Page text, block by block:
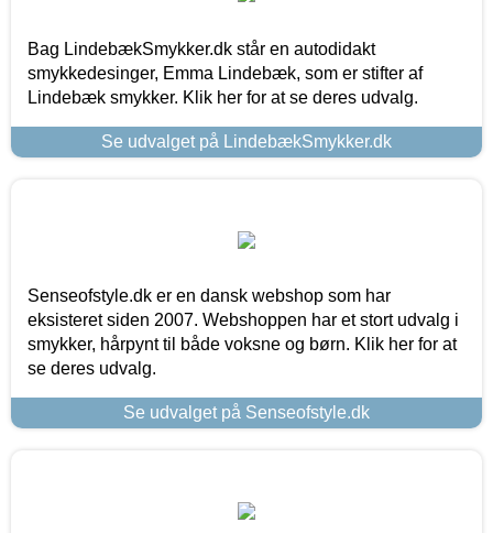
Bag LindebækSmykker.dk står en autodidakt
smykkedesinger, Emma Lindebæk, som er stifter af
Lindebæk smykker. Klik her for at se deres udvalg.
Se udvalget på LindebækSmykker.dk
Senseofstyle.dk er en dansk webshop som har
eksisteret siden 2007. Webshoppen har et stort udvalg i
smykker, hårpynt til både voksne og børn. Klik her for at
se deres udvalg.
Se udvalget på Senseofstyle.dk